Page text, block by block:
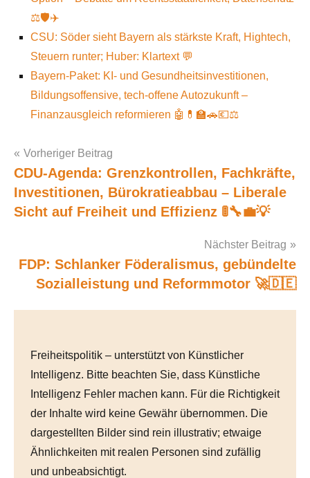
⚖️🛡️✈️
CSU: Söder sieht Bayern als stärkste Kraft, Hightech,
Steuern runter; Huber: Klartext 💬
Bayern-Paket: KI- und Gesundheitsinvestitionen,
Bildungsoffensive, tech-offene Autozukunft –
Finanzausgleich reformieren 🤖💊🏫🚗💶⚖️
Post
navigation
Vorheriger Beitrag
CDU-Agenda: Grenzkontrollen, Fachkräfte,
Investitionen, Bürokratieabbau – Liberale
Sicht auf Freiheit und Effizienz 🚦🔧💼💡
Nächster Beitrag
FDP: Schlanker Föderalismus, gebündelte
Sozialleistung und Reformmotor 🚀🇩🇪
Freiheitspolitik – unterstützt von Künstlicher
Intelligenz. Bitte beachten Sie, dass Künstliche
Intelligenz Fehler machen kann. Für die Richtigkeit
der Inhalte wird keine Gewähr übernommen. Die
dargestellten Bilder sind rein illustrativ; etwaige
Ähnlichkeiten mit realen Personen sind zufällig
und unbeabsichtigt.